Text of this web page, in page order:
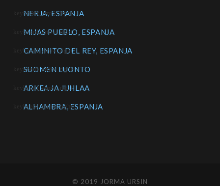
NERJA, ESPANJA
MIJAS PUEBLO, ESPANJA
CAMINITO DEL REY, ESPANJA
SUOMEN LUONTO
ARKEA JA JUHLAA
ALHAMBRA, ESPANJA
© 2019 JORMA URSIN